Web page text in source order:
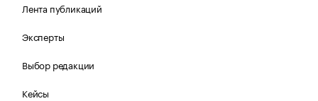
Лента публикаций
Эксперты
Выбор редакции
Кейсы